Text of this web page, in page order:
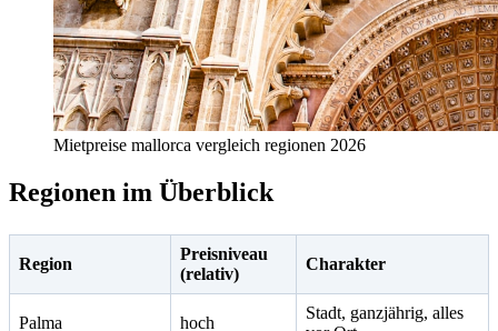
Mietpreise mallorca vergleich regionen 2026
Regionen im Überblick
Region
Preisniveau
(relativ)
Charakter
Palma hoch
Stadt, ganzjährig, alles